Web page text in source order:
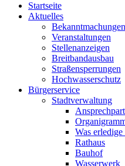
Startseite
Aktuelles
Bekanntmachungen
Veranstaltungen
Stellenanzeigen
Breitbandausbau
Straßensperrungen
Hochwasserschutz
Bürgerservice
Stadtverwaltung
Was
Rathaus
Bauhof
Wasserwerk